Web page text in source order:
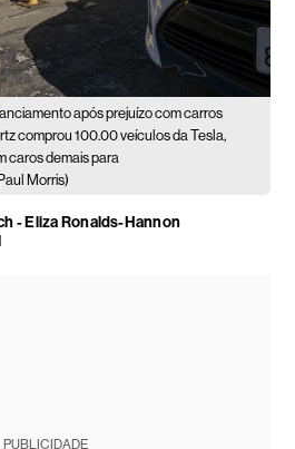
após prejuízo com carros
comprou 100.00 veículos da Tesla,
caros demais para
Morris)
- Eliza Ronalds-Hannon
PUBLICIDADE